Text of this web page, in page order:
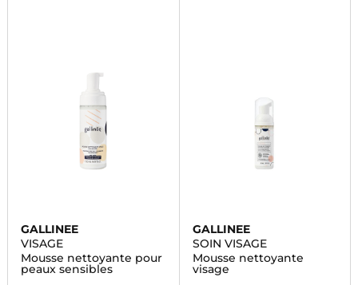
GALLINEE
VISAGE
Mousse nettoyante pour
peaux sensibles
GALLINEE
SOIN VISAGE
Mousse nettoyante
visage